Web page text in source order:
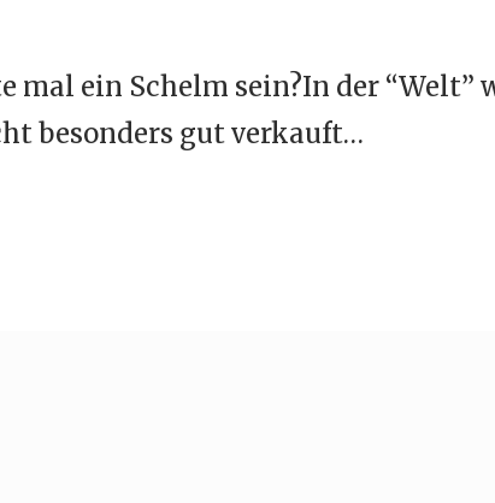
ein Schelm sein?In der “Welt”
besonders gut verkauft…